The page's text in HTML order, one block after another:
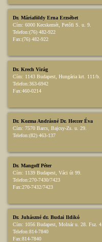
Dr. Máriaföldy Erna Erzsébet
Cím: 6000 Kecskemét, Petőfi S. u. 9.
Telefon:(76) 482-922
Fax:(76) 482-922
Dr. Krech Virág
Cím: 1143 Budapest, Hungária krt. 111/b.
Telefon:363-6942
Fax:460-0214
Dr. Kozma Andrásné Dr. Heccer Éva
Cím: 7570 Barcs, Bajcsy-Zs. u. 29.
Telefon:(82) 463-137
Dr. Mangoff Péter
Cím: 1139 Budapest, Váci út 99.
Telefon:270-7430/7423
Fax:270-7432/7423
Dr. Juhászné dr. Budai Ildikó
Cím: 1056 Budapest, Molnár u. 28. Fsz. 4.
Telefon:814-7840
Fax:814-7840